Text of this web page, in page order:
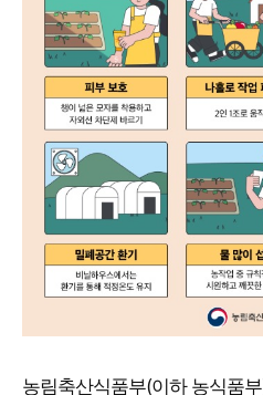
농림축산식품부(이하 농식품